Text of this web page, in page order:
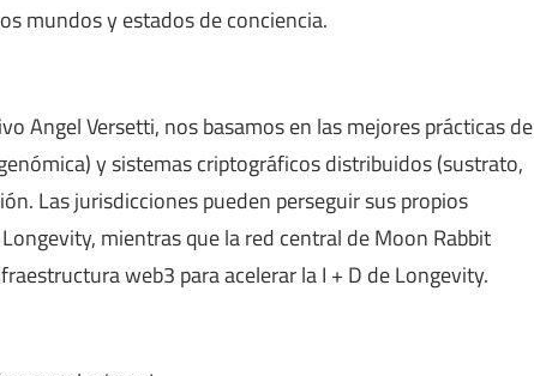
mundos y estados de conciencia.
Angel Versetti, nos basamos en las mejores prácticas de
y sistemas criptográficos distribuidos (sustrato,
Las jurisdicciones pueden perseguir sus propios
mientras que la red central de Moon Rabbit
web3 para acelerar la I + D de Longevity.